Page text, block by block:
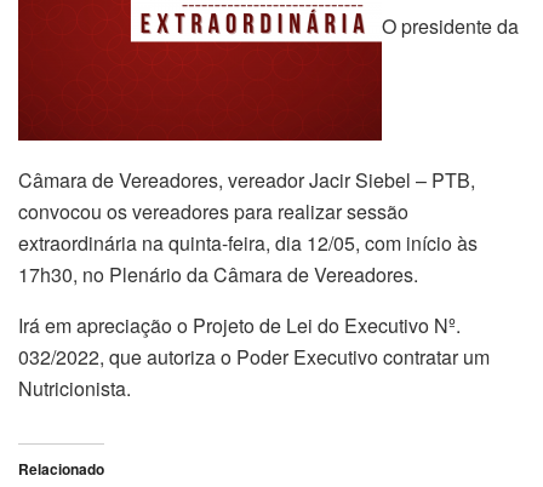
O presidente da
Câmara de Vereadores, vereador Jacir Siebel – PTB,
convocou os vereadores para realizar sessão
extraordinária na quinta-feira, dia 12/05, com início às
17h30, no Plenário da Câmara de Vereadores.
Irá em apreciação o Projeto de Lei do Executivo Nº.
032/2022, que autoriza o Poder Executivo contratar um
Nutricionista.
Relacionado